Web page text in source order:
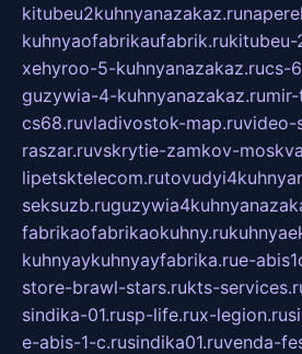
kitubeu2kuhnyanazakaz.ru
kuhnyaofabrikaufabrik.rukitubeu-
xehyroo-5-kuhnyanazakaz.rucs-
guzywia-4-kuhnyanazakaz.ru
cs68.ruvladivostok-map.ruvideo-
raszar.ruvskrytie-zamkov-
lipetsktelecom.ru
seksuzb.ru
fabrikaofabrikaokuhny.ru
kuhnyaykuhnyayfabrika.rue-
store-brawl-stars.rukts-
sindika-01.rusp-life.rux-legion.ru
e-abis-1-c.rusindika01.ruvenda-